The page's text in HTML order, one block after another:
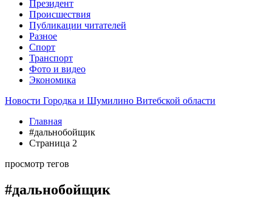
Президент
Происшествия
Публикации читателей
Разное
Спорт
Транспорт
Фото и видео
Экономика
Новости Городка и Шумилино Витебской области
Главная
#дальнобойщик
Страница 2
просмотр тегов
#дальнобойщик